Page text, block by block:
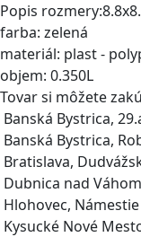
Popis
farba: zelená
materiál: plast -
objem: 0.350L
Tovar si môžete
Banská Bystrica,
Banská Bystrica,
Bratislava,
Dubnica nad
Hlohovec,
Kysucké Nové